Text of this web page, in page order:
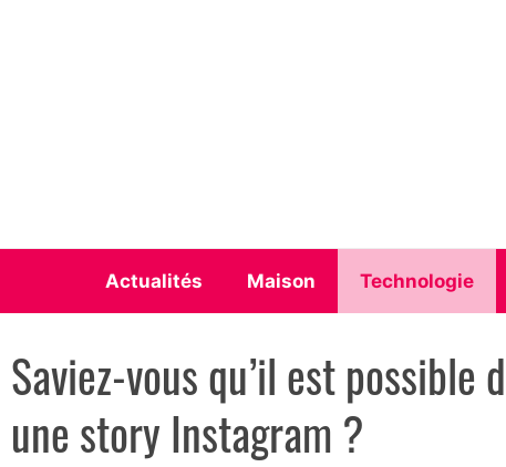
Actualités Maison Technologie
Saviez-vous qu’il est
une story Instagram ?